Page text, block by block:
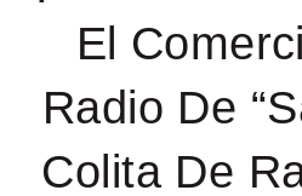
El
Radio De
Colita De